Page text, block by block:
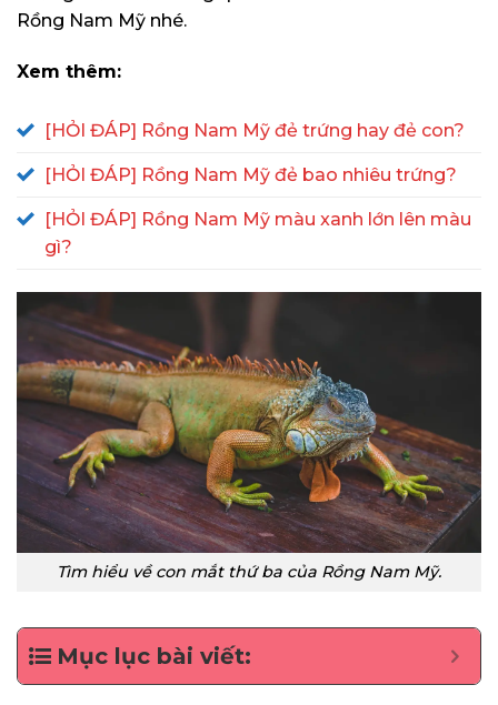
Rồng Nam Mỹ nhé.
Xem thêm:
[HỎI ĐÁP] Rồng Nam Mỹ đẻ trứng hay đẻ con?
[HỎI ĐÁP] Rồng Nam Mỹ đẻ bao nhiêu trứng?
[HỎI ĐÁP] Rồng Nam Mỹ màu xanh lớn lên màu
gì?
Tìm hiểu về con mắt thứ ba của Rồng Nam Mỹ.
Mục lục bài viết: